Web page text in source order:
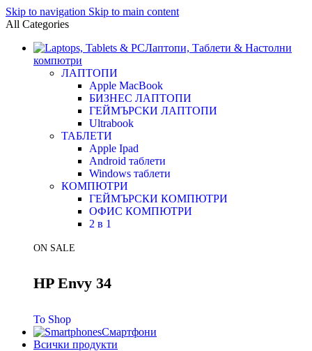
Skip to navigation Skip to main content
All Categories
Лаптопи, Таблети & Настолни
компютри
ЛАПТОПИ
Apple MacBook
БИЗНЕС ЛАПТОПИ
ГЕЙМЪРСКИ ЛАПТОПИ
Ultrabook
ТАБЛЕТИ
Apple Ipad
Android таблети
Windows таблети
КОМПЮТРИ
ГЕЙМЪРСКИ КОМПЮТРИ
ОФИС КОМПЮТРИ
2 в 1
ON SALE
HP Envy 34
To Shop
Смартфони
Всички продукти